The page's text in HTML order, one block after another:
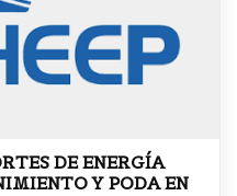
DE ENERGÍA
Y PODA EN